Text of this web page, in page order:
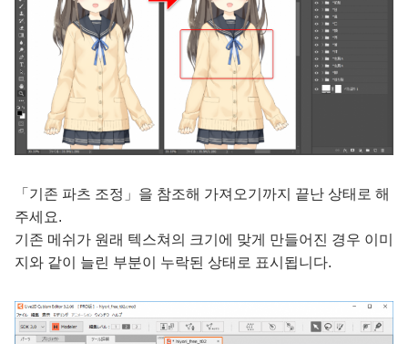
「기존 파츠 조정」을 참조해 가져오기까지 끝난 상태로 해
주세요.
기존 메쉬가 원래 텍스쳐의 크기에 맞게 만들어진 경우 이미
지와 같이 늘린 부분이 누락된 상태로 표시됩니다.